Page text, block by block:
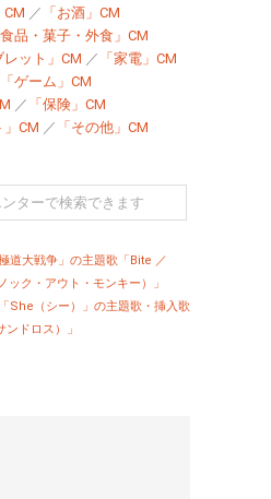
CM ／ 「お酒」CM
食品・菓子・外食」CM
レット」CM ／ 「家電」CM
「ゲーム」CM
／ 「保険」CM
」CM ／ 「その他」CM
道大戦争」の主題歌「Bite ／
ック・アウト・モンキー）」
She（シー）」の主題歌・挿入歌
ドロス）」